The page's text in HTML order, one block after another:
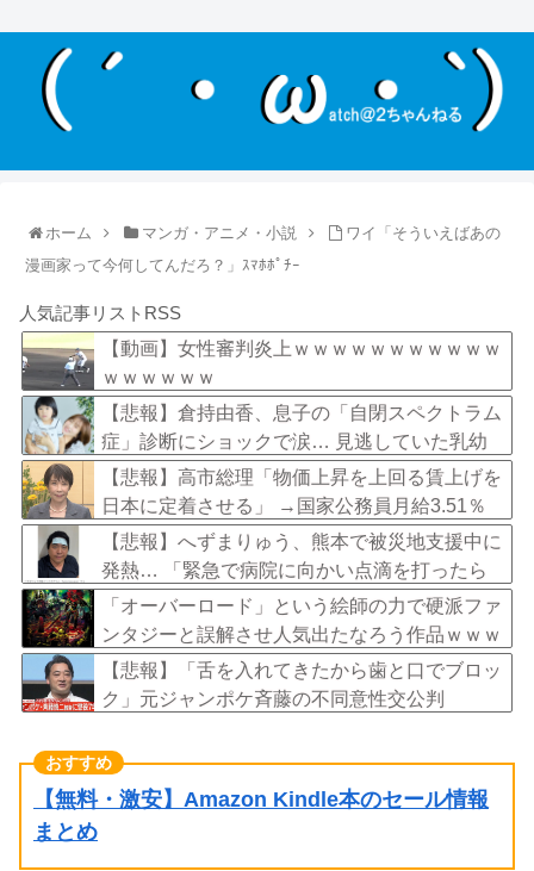
ホーム マンガ・アニメ・小説
ワイ「そういえばあの
漫画家って今何してんだろ？」ｽﾏﾎﾎﾟﾁｰ
人気記事リストRSS
【動画】女性審判炎上ｗｗｗｗｗｗｗｗｗｗｗ
ｗｗｗｗｗｗ
【悲報】倉持由香、息子の「自閉スペクトラム
症」診断にショックで涙… 見逃していた乳幼
児期のサインとは？
【悲報】高市総理「物価上昇を上回る賃上げを
日本に定着させる」 →国家公務員月給3.51％
増へ 地方公務員も追随する見通し
【悲報】へずまりゅう、熊本で被災地支援中に
発熱… 「緊急で病院に向かい点滴を打ったら
楽に」 回復を報告
「オーバーロード」という絵師の力で硬派ファ
ンタジーと誤解させ人気出たなろう作品ｗｗｗ
ｗｗｗｗｗｗ
【悲報】「舌を入れてきたから歯と口でブロッ
ク」元ジャンポケ斉藤の不同意性交公判
【無料・激安】Amazon Kindle本のセール情報
まとめ